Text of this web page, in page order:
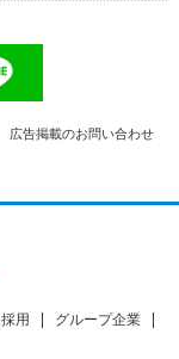
広告掲載のお問い合わせ
採用
グループ企業